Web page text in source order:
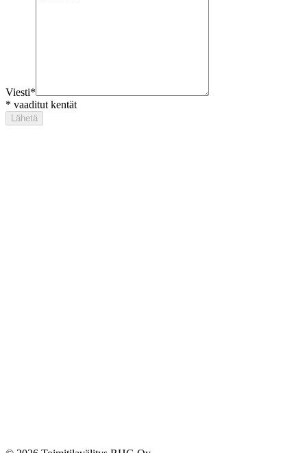
Viesti*
* vaaditut kentät